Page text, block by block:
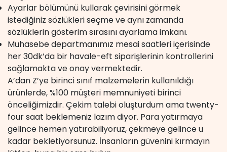
Ayarlar bölümünü kullarak çevirisini görmek
istediğiniz sözlükleri seçme ve aynı zamanda
sözlüklerin gösterim sırasını ayarlama imkanı.
Muhasebe departmanımız mesai saatleri içerisinde
her 30dk’da bir havale-eft siparişlerinin kontrollerini
sağlamakta ve onay vermektedir.
A’dan Z’ye birinci sınıf malzemelerin kullanıldığı
ürünlerde, %100 müşteri memnuniyeti birinci
önceliğimizdir. Çekim talebi oluşturdum ama twenty-
four saat beklemeniz lazım diyor. Para yatırmaya
gelince hemen yatırabiliyoruz, çekmeye gelince u
kadar bekletiyorsunuz. İnsanların güvenini kırmayın